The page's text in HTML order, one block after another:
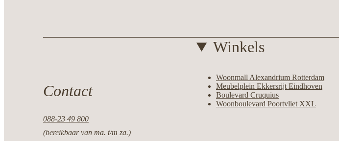
Contact
088-23 49 800
(bereikbaar van ma. t/m za.)
Winkels
Woonmall Alexandrium Rotterdam
Meubelplein Ekkersrijt Eindhoven
Boulevard Cruquius
Woonboulevard Poortvliet XXL